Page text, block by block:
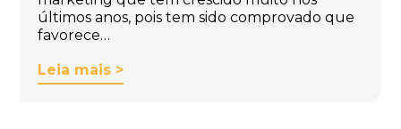
últimos anos, pois tem sido comprovado que
favorece…
Leia mais >